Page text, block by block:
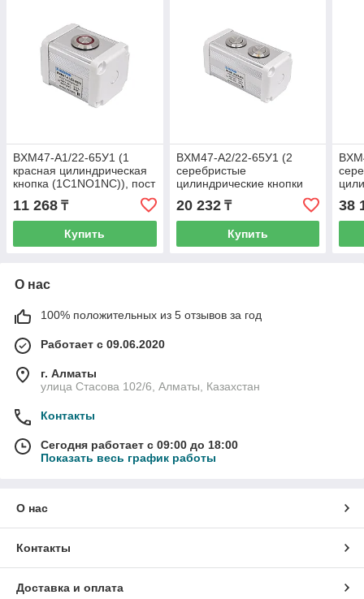
BXM47-A1/22-65У1 (1
красная цилиндрическая
кнопка (1C1NO1NC)), пост
управления (ЭТ)
11 268 ₸
Купить
BXM47-A2/22-65У1 (2
серебристые
цилиндрические кнопки
(1C1NO1NC)), пост
управления (ЭТ)
20 232₸
Купить
38
О нас
100% положительных из 5 отзывов за год
Работает с 09.06.2020
г. Алматы
улица Стасова 102/6, Алматы, Казахстан
Контакты
Сегодня работает с 09:00 до 18:00
Показать весь график работы
О нас
Контакты
Доставка и оплата